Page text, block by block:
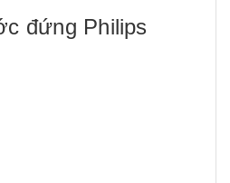
đứng Philips